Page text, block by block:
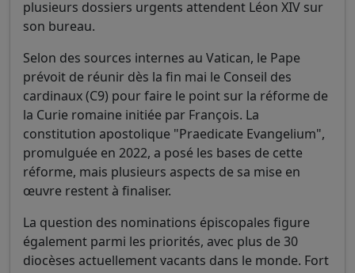
plusieurs dossiers urgents attendent Léon XIV sur
son bureau.
Selon des sources internes au Vatican, le Pape
prévoit de réunir dès la fin mai le Conseil des
cardinaux (C9) pour faire le point sur la réforme de
la Curie romaine initiée par François. La
constitution apostolique "Praedicate Evangelium",
promulguée en 2022, a posé les bases de cette
réforme, mais plusieurs aspects de sa mise en
œuvre restent à finaliser.
La question des nominations épiscopales figure
également parmi les priorités, avec plus de 30
diocèses actuellement vacants dans le monde. Fort